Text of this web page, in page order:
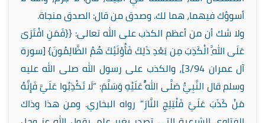
أسوؤك فيهما، هما لك. وصدق من قال: الصدق منجاة.
ولا شك أن من أعظم الكذب على الله تعالى: {{فَمَنِ افْتَرَىَ
عَلَى اللَّهِ الْكَذِبَ مِن بَعْدِ ذَلِكَ فَأُوْلَئِكَ هُمُ الظَّالِمُونَ} [سورة
آل عمران 3/94]، والكذب على رسول الله صلى الله عليه
وسلم قال النَّبِيُّ صَلَّى اللَّهُ عَلَيْهِ وَسَلَّمَ: “لَا تَكْذِبُوا عَلَيَّ فَإِنَّهُ
مَنْ كَذَبَ عَلَيَّ فَلْيَلِجِ النَّارَ” رواه البخاري. ومن هذا وذاك